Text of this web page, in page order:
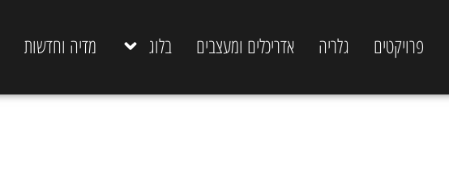
פרויקטים גלריה אדריכלים ומעצבים בלוג מדיה וחדשות